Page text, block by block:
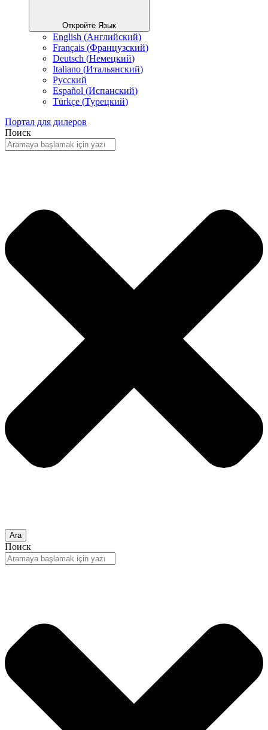
Откройте Язык
English (Английский)
Français (Французский)
Deutsch (Немецкий)
Italiano (Итальянский)
Русский
Español (Испанский)
Türkçe (Турецкий)
Портал для дилеров
Поиск
Ara
Поиск